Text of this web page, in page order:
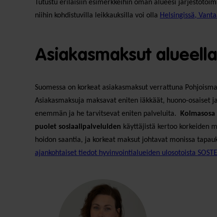
Tutustu erilaisiin esimerkkeihin oman alueesi
niihin kohdistuvilla leikkauksilla voi olla Helsingissä,
Asiakasmaksut alueella
Suomessa on korkeat asiakasmaksut verrattuna
Asiakasmaksuja maksavat eniten iäkkäät, huono-osaiset
enemmän ja he tarvitsevat eniten palveluita.
puolet sosiaalipalveluiden käyttäjistä kertoo korkeiden
hoidon saantia, ja korkeat maksut johtavat monissa
ajankohtaiset tiedot hyvinvointialueiden ulosotoista